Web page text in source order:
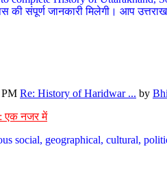
की संपूर्ण जानकारी मिलेगी। आप
Re: History of Haridwar ... by
: एक नजर में
social, geographical, cultural,